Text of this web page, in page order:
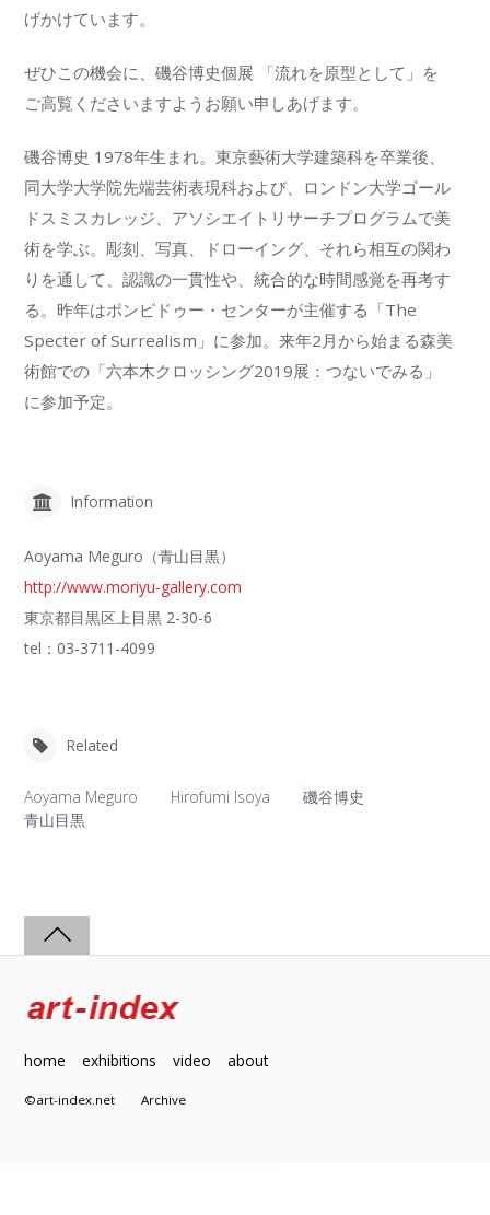
げかけています。
ぜひこの機会に、磯谷博史個展 「流れを原型として」を
ご高覧くださいますようお願い申しあげます。
磯谷博史 1978年生まれ。東京藝術大学建築科を卒業後、
同大学大学院先端芸術表現科および、ロンドン大学ゴール
ドスミスカレッジ、アソシエイトリサーチプログラムで美
術を学ぶ。彫刻、写真、ドローイング、それら相互の関わ
りを通して、認識の一貫性や、統合的な時間感覚を再考す
る。昨年はポンピドゥー・センターが主催する「The
Specter of Surrealism」に参加。来年2月から始まる森美
術館での「六本木クロッシング2019展：つないでみる」
に参加予定。
Information
Aoyama Meguro（青山目黒）
http://www.moriyu-gallery.com
東京都目黒区上目黒 2-30-6
tel：03-3711-4099
Related
Aoyama Meguro Hirofumi Isoya
磯谷博史
青山目黒
home exhibitions video about
©art-index.netArchive